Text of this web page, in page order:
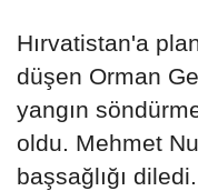
Hırvatistan'a
düşen Orman
yangın
oldu. Mehmet
başsağlığı diledi.